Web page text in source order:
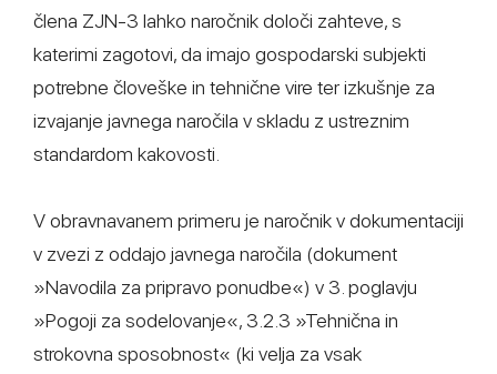
člena ZJN-3 lahko naročnik določi zahteve, s
katerimi zagotovi, da imajo gospodarski subjekti
potrebne človeške in tehnične vire ter izkušnje za
izvajanje javnega naročila v skladu z ustreznim
standardom kakovosti.
V obravnavanem primeru je naročnik v dokumentaciji
v zvezi z oddajo javnega naročila (dokument
»Navodila za pripravo ponudbe«) v 3. poglavju
»Pogoji za sodelovanje«, 3.2.3 »Tehnična in
strokovna sposobnost« (ki velja za vsak